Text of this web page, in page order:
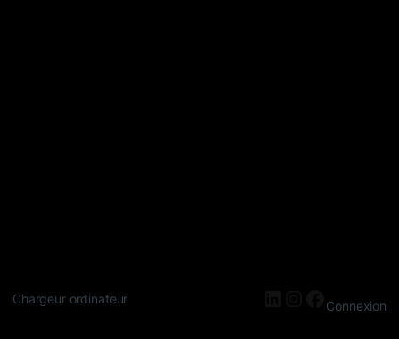
Chargeur ordinateur LinkedIn
Instagram
Connexion